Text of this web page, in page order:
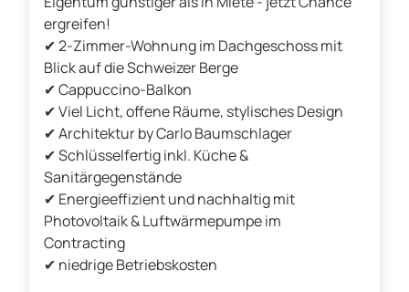
ergreifen!
✔ 2-Zimmer-Wohnung im Dachgeschoss mit
Blick auf die Schweizer Berge
✔ Cappuccino-Balkon
✔ Viel Licht, offene Räume, stylisches Design
✔ Architektur by Carlo Baumschlager
✔ Schlüsselfertig inkl. Küche &
Sanitärgegenstände
✔ Energieeffizient und nachhaltig mit
Photovoltaik & Luftwärmepumpe im
Contracting
✔ niedrige Betriebskosten